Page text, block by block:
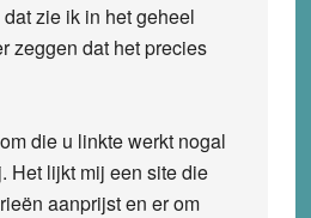
zie ik in het geheel
zeggen dat het precies
die u linkte werkt nogal
Het lijkt mij een site die
aanprijst en er om